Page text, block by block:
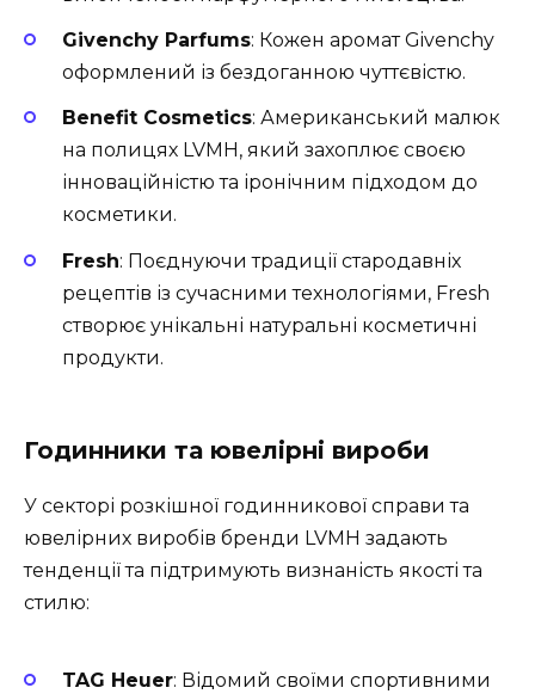
Givenchy Parfums: Кожен аромат Givenchy
оформлений із бездоганною чуттєвістю.
Benefit Cosmetics: Американський малюк
на полицях LVMH, який захоплює своєю
інноваційністю та іронічним підходом до
косметики.
Fresh: Поєднуючи традиції стародавніх
рецептів із сучасними технологіями, Fresh
створює унікальні натуральні косметичні
продукти.
Годинники та ювелірні вироби
У секторі розкішної годинникової справи та
ювелірних виробів бренди LVMH задають
тенденції та підтримують визнаність якості та
стилю:
TAG Heuer: Відомий своїми спортивними